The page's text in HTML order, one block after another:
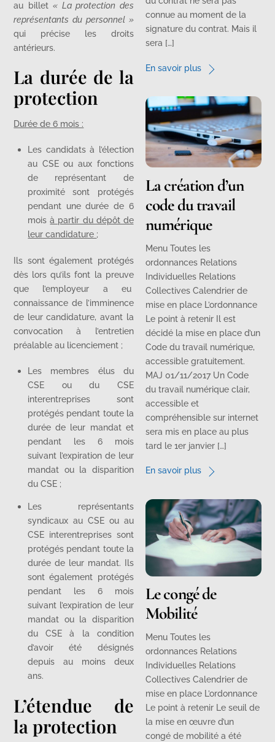
au billet« La protection des
représentants du personnel »
qui précise les droits
antérieurs.
La durée de la
protection
Durée de 6 mois :
Les candidats à l’élection
au CSE ou aux fonctions
de représentant de
proximité sont protégés
pendant une durée de 6
moisà partir du dépôt de
leur candidature ;
Ils sont également protégés
dès lors qu’ils font la preuve
que l’employeur a eu
connaissance de l’imminence
de leur candidature, avant la
convocation à l’entretien
préalable au licenciement ;
Les membres élus du
CSE ou du CSE
interentreprises sont
protégés pendant toute la
durée de leur mandat et
pendant les 6 mois
suivant l’expiration de leur
mandat ou la disparition
du CSE ;
Les représentants
syndicaux au CSE ou au
CSE interentreprises sont
protégés pendant toute la
durée de leur mandat. Ils
sont également protégés
pendant les 6 mois
suivant l’expiration de leur
mandat ou la disparition
du CSE à la condition
d’avoir été désignés
depuis au moins deux
ans.
L’étendue de
la protection
connue au moment de la
signature du contrat. Mais il
sera […]
En savoir plus
La création d’un
code du travail
numérique
Menu Toutes les
ordonnances Relations
Individuelles Relations
Collectives Calendrier de
mise en place L’ordonnance
Le point à retenir Il est
décidé la mise en place d’un
Code du travail numérique,
accessible gratuitement.
MAJ 01/11/2017 Un Code
du travail numérique clair,
accessible et
compréhensible sur internet
sera mis en place au plus
tard le 1er janvier […]
En savoir plus
Le congé de
Mobilité
Menu Toutes les
ordonnances Relations
Individuelles Relations
Collectives Calendrier de
mise en place L’ordonnance
Le point à retenir Le seuil de
la mise en œuvre d’un
congé de mobilité a été